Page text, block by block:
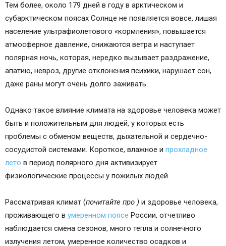
Тем более, около 179 дней в году в арктическом и
субарктическом поясах Солнце не появляется вовсе, лишая
население ультрафиолетового «кормления», повышается
атмосферное давление, снижаются ветра и наступает
полярная ночь, которая, нередко вызывает раздражение,
апатию, невроз, другие отклонения психики, нарушает сон,
даже раны могут очень долго заживать.
Однако такое влияние климата на здоровье человека может
быть и положительным для людей, у которых есть
проблемы с обменом веществ, дыхательной и сердечно-
сосудистой системами. Короткое, влажное и прохладное
лето в период полярного дня активизирует
физиологические процессы у пожилых людей.
Рассматривая климат (почитайте про ) и здоровье человека,
проживающего в умеренном поясе России, отчетливо
наблюдается смена сезонов, много тепла и солнечного
излучения летом, умеренное количество осадков и